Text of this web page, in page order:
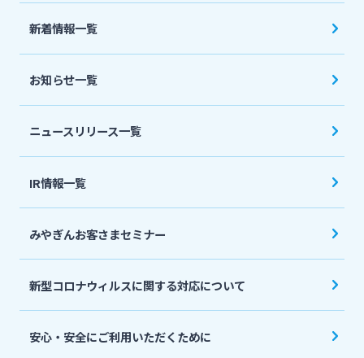
法人・個人事業主のお客さま
宮崎銀行について
ニュースリリース一覧
採用情報
お問い合わせ先一覧
新着情報一覧
お知らせ一覧
ニュースリリース一覧
IR情報一覧
みやぎんお客さまセミナー
新型コロナウィルスに関する対応について
安心・安全にご利用いただくために